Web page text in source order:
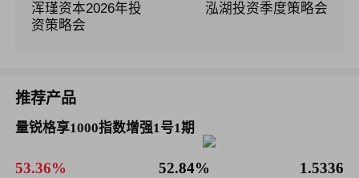
浑瑾资本2026年投
资策略会
泓湖投资季度策略会
推荐产品
量锐格享1000指数增强1号1期
53.36% 52.84% 1.5336